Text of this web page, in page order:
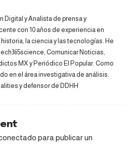
y Analista de prensa y
con 10 años de experiencia en
la ciencia y las tecnologías. He
Comunicar Noticias,
MX y Periódico El Popular. Como
en el área investigativa de análisis.
y defensor de DDHH
para publicar un